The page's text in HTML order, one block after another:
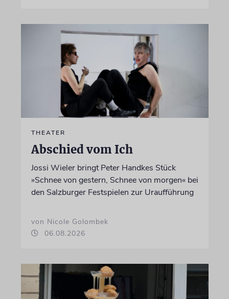
THEATER
Abschied vom Ich
Jossi Wieler bringt Peter Handkes Stück
»Schnee von gestern, Schnee von morgen« bei
den Salzburger Festspielen zur Uraufführung
von Nicole Golombek
06.08.2026